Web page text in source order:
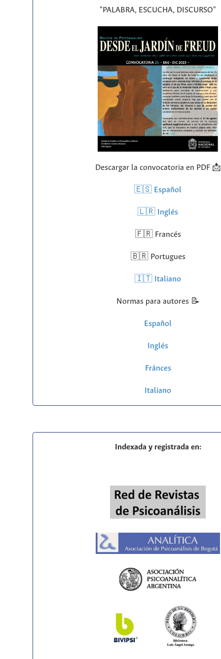
"PALABRA, ESCUCHA, DISCURSO"
Descargar la convocatoria en PDF 📩
🇪🇸 Español
🇱🇷 Inglés
🇫🇷 Francés
🇧🇷 Portugues
🇮🇹 Italiano
Normas para autores 📝
Español
Inglés
Fránces
Italiano
Indexada y registrada en: